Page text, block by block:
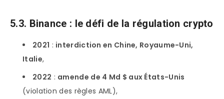
5.3. Binance : le défi de la régulation crypto
2021 : interdiction en Chine, Royaume-Uni,
Italie,
2022 : amende de 4 Md $ aux États-Unis
(violation des règles AML),